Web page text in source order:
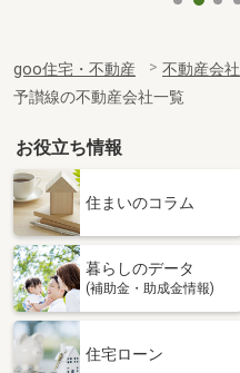
goo住宅・不動産 不動産会社
予讃線の不動産会社一覧
お役立ち情報
住まいのコラム
暮らしのデータ
(補助金・助成金情報)
住宅ローン